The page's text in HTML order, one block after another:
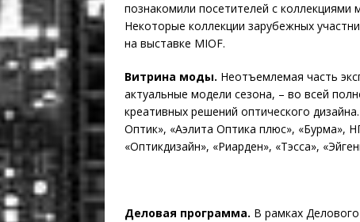
познакомили посетителей с коллекциями
Некоторые коллекции зарубежных
на выставке MIOF.
Витрина моды. Неотъемлемая часть
актуальные модели сезона, – во всей
креативных решений оптического
Оптик», «Аэлита Оптика плюс», «Бурма»,
«Оптикдизайн», «Риарден», «Тэсса»,
Деловая программа. В рамках